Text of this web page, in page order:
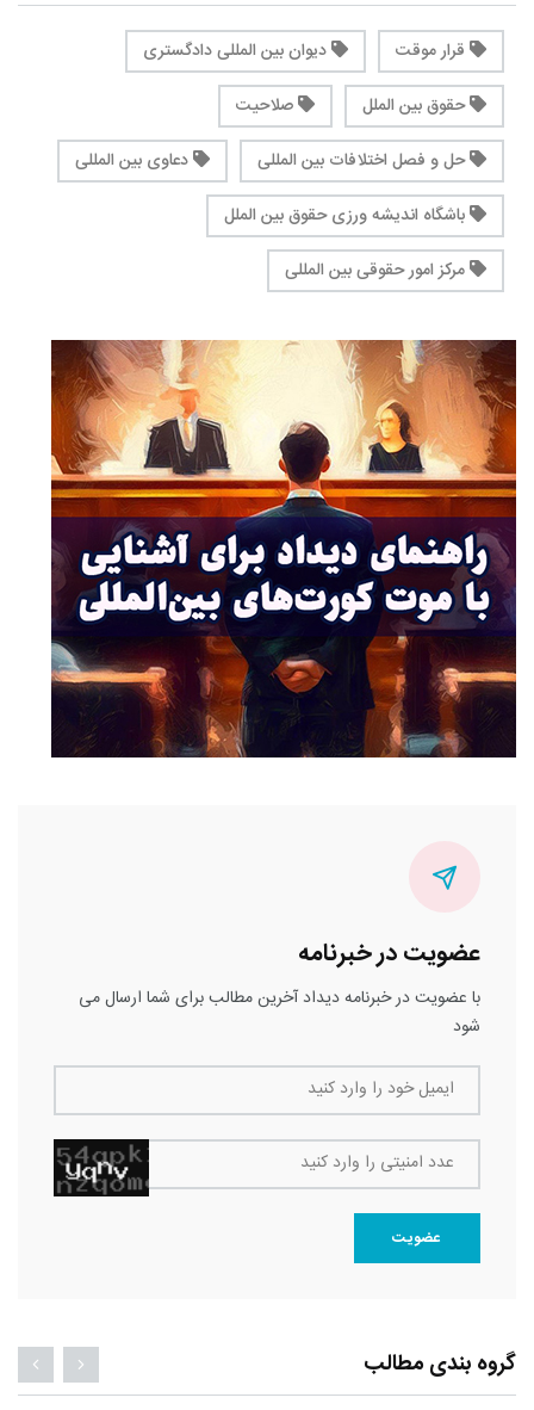
قرار موقت
دیوان بین المللی دادگستری
حقوق بین الملل
صلاحیت
حل و فصل اختلافات بین المللی
دعاوی بین المللی
باشگاه اندیشه ورزی حقوق بین الملل
مرکز امور حقوقی بین المللی
عضویت در خبرنامه
با عضویت در خبرنامه دیداد آخرین مطالب برای شما ارسال می
شود
ایمیل خود را وارد کنید
عدد امنیتی را وارد کنید
عضویت
گروه بندی مطالب